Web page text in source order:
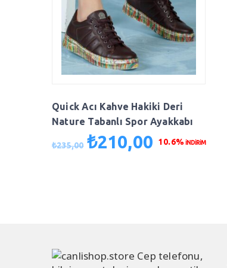
Quick Acı Kahve Hakiki Deri
Nature Tabanlı Spor Ayakkabı
₺235,00 Orijinal
₺210,00 Şu
10.6% İNDİRİM